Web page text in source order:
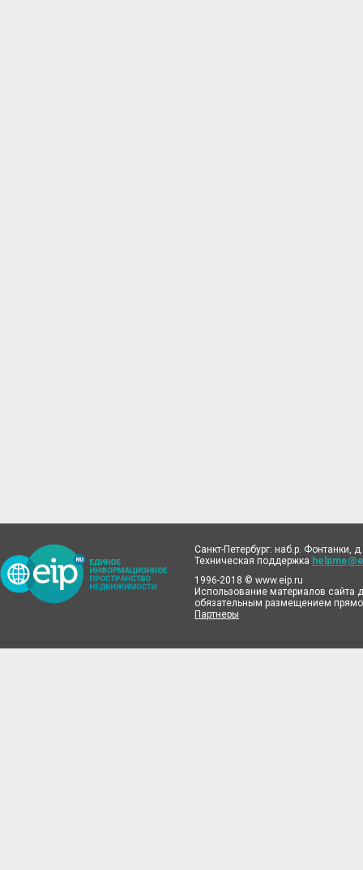
Санкт-Петербург: наб.р. Фонтанки,
Техническая поддержка
1996-2018 © www.eip.ru
Использование материалов сайта
обязательным размещением
Партнеры